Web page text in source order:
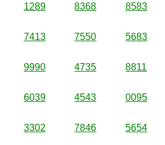
1289 8368 8583
7413 7550 5683
9990 4735 8811
6039 4543 0095
3302 7846 5654